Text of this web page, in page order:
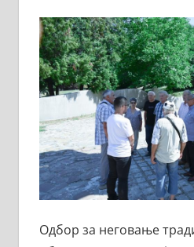
Одбор за неговање